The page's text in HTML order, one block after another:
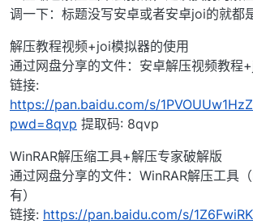
调一下：标题没写安卓或者安卓joi的就都
解压教程视频+joi模拟器的使用
通过网盘分享的文件：安卓解压视频教程
链接:
https://pan.baidu.com/s/
pwd=8qvp 提取码: 8qvp
WinRAR解压缩工具+解压专家破解版
通过网盘分享的文件：WinRAR解压工具
有）
链接: https://pan.baidu.com/s/